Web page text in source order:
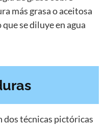
más grasa o aceitosa
se diluye en agua
dos técnicas pictóricas